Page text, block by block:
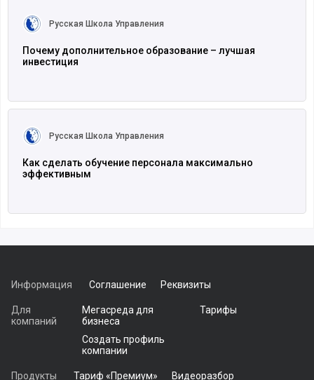
Русская Школа Управления
Почему дополнительное образование – лучшая
инвестиция
Русская Школа Управления
Как сделать обучение персонала максимально
эффективным
Информация Соглашение Реквизиты
Для
компаний
Мегасреда для
бизнеса
Тарифы
Создать профиль
компании
Продукты Тариф «Премиум» Видеоразбор